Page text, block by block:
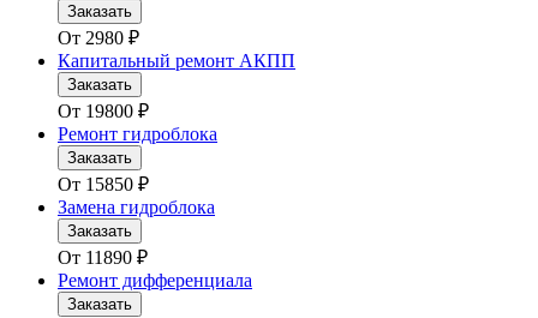
Заказать
От 2980 ₽
Капитальный ремонт АКПП
Заказать
От 19800 ₽
Ремонт гидроблока
Заказать
От 15850 ₽
Замена гидроблока
Заказать
От 11890 ₽
Ремонт дифференциала
Заказать